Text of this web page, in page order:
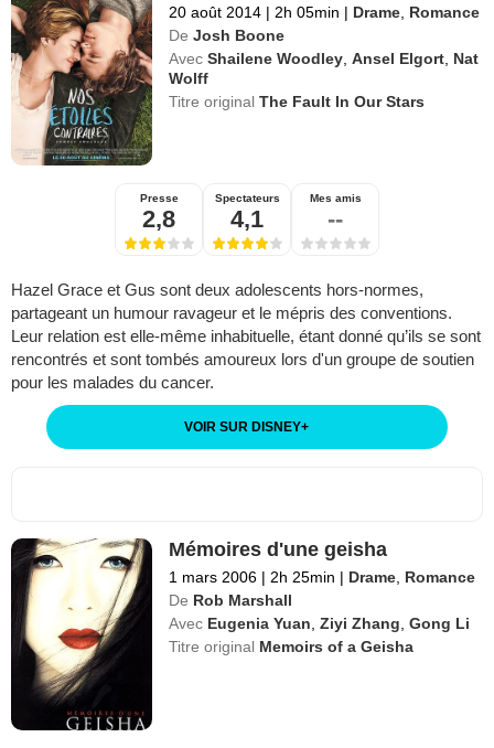
20 août 2014 | 2h 05min | Drame Romance
De Josh Boone
Avec Shailene Woodley ,Ansel Elgort Nat
Wolff
Titre originalThe Fault In Our Stars
Presse
2,8
Spectateurs
4,1
Mes amis
--
Hazel Grace et Gus sont deux adolescents hors-normes,
partageant un humour ravageur et le mépris des conventions.
Leur relation est elle-même inhabituelle, étant donné qu’ils se sont
rencontrés et sont tombés amoureux lors d'un groupe de soutien
pour les malades du cancer.
VOIR SUR DISNEY+
Mémoires d'une geisha
1 mars 2006 | 2h 25min | Drame Romance
De Rob Marshall
Avec Eugenia Yuan ,Ziyi Zhang ,Gong Li
Titre original Memoirs of a Geisha